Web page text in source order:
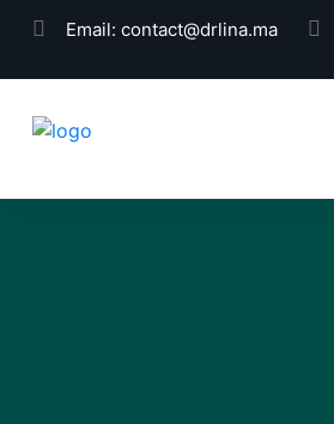
Email: contact@drlina.ma